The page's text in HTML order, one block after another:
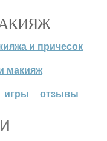
и причесок
макияж
игры отзывы